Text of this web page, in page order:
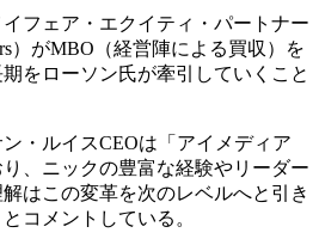
フェア・エクイティ・パートナー
）がMBO（経営陣による買収）を
をローソン氏が牽引していくこと
・ルイスCEOは「アイメディア
、ニックの豊富な経験やリーダー
はこの変革を次のレベルへと引き
コメントしている。